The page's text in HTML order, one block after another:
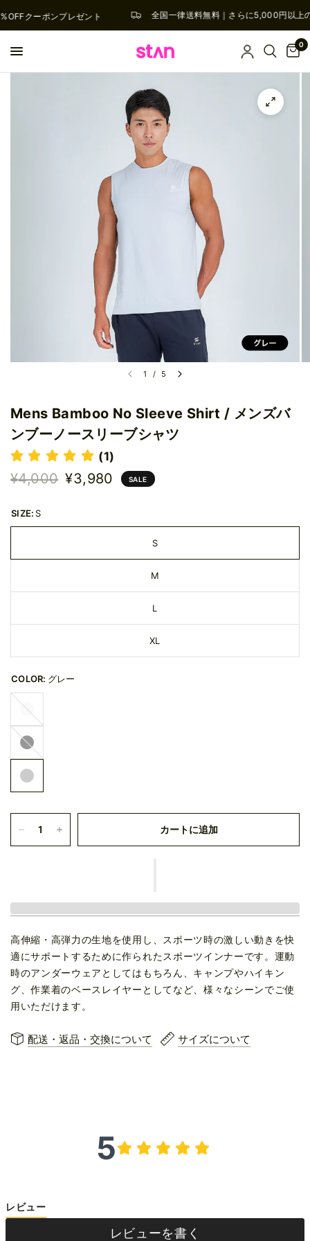
クーポンプレゼント 全国一律送料無料｜さらに5,000円以上
0
1 / 5
Mens Bamboo No Sleeve Shirt / メンズバ
ンブーノースリーブシャツ
(1)
¥4,000 ¥3,980 SALE
SIZE: S
S
M
L
XL
COLOR: グレー
ホ
イブ
カートに追加
高伸縮・高弾力の生地を使用し、スポーツ時の激しい動きを快
適にサポートするために作られたスポーツインナーです。運動
時のアンダーウェアとしてはもちろん、キャンプやハイキン
グ、作業着のベースレイヤーとしてなど、様々なシーンでご使
用いただけます。
配送・返品・交換について サイズについて
5
レビュー
レビューを書く